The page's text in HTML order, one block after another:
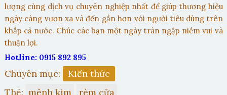
lượng cùng dịch vụ chuyên nghiệp nhất để giúp thương hiệu
ngày càng vươn xa và đến gần hơn với người tiêu dùng trên
khắp cả nước. Chúc các bạn một ngày tràn ngập niềm vui và
thuận lợi.
Hotline: 0915 892 895
Chuyên mục:
Kiến thức
Thẻ: mệnh kim
rèm cửa